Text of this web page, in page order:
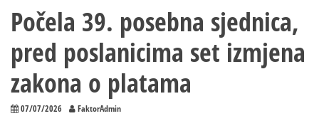
Počela 39. posebna sjednica,
pred poslanicima set izmjena
zakona o platama
07/07/2026 FaktorAdmin